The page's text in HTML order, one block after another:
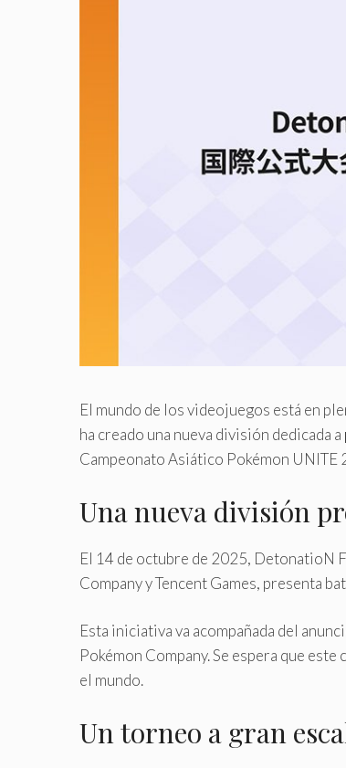
El mundo de los videojuegos está en
ha creado una nueva división dedicada a
Campeonato Asiático Pokémon UNITE
Una nueva división
El 14 de octubre de 2025, DetonatioN
Company y Tencent Games, presenta
Esta iniciativa va acompañada del
Pokémon Company. Se espera que
el mundo.
Un torneo a gran